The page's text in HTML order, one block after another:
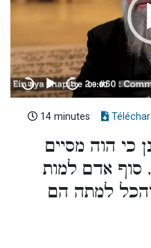
14 minutes
כי הוה מסיים
סוף אדם למות
למתה הם